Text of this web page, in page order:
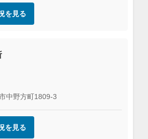
を見る
中野方町1809-3
を見る